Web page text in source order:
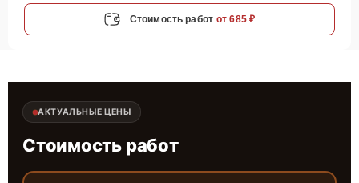
Стоимость работ от 685 ₽
АКТУАЛЬНЫЕ ЦЕНЫ
Стоимость работ